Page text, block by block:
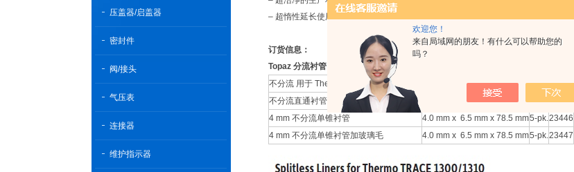
欢迎您！
来自局域网的朋友！有什么可以帮助您的
吗？
压盖器/启盖器
密封件
阀/接头
气压表
连接器
维护指示器
– 超惰性延长使用寿命
订货信息：
Topaz 分流衬管 用于Thermo TRACE 1300/1310
不分流 用于 Thermo TRACE 1300/1310
ID x OD x Length qty.
cat.#
不分流直通衬管
4.0 mm x 6.3 mm x 78.5 mm5-pk.23445
4 mm 不分流单锥衬管
4.0 mm x 6.5 mm x 78.5 mm5-pk.23446
4 mm 不分流单锥衬管加玻璃毛
4.0 mm x 6.5 mm x 78.5 mm5-pk.23447